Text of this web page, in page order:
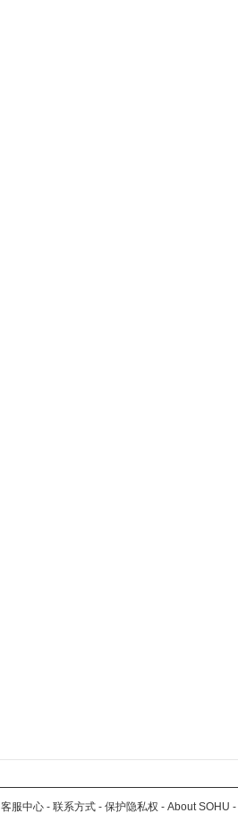
客服中心 - 联系方式 - 保护隐私权 - About SOHU -